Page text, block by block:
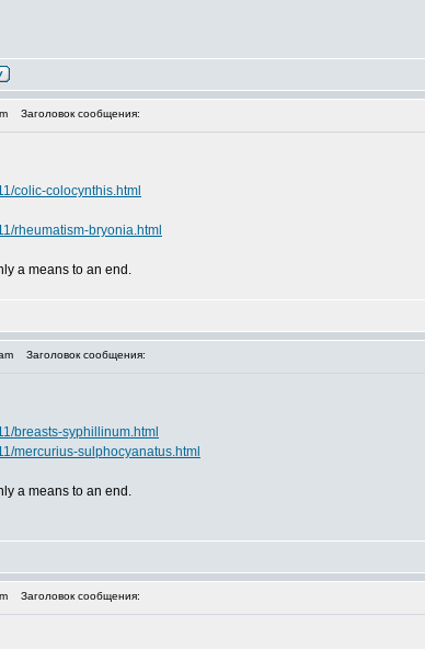
Заголовок сообщения:
colic-colocynthis.html
rheumatism-bryonia.html
a means to an end.
Заголовок сообщения:
breasts-syphillinum.html
mercurius-sulphocyanatus.html
a means to an end.
Заголовок сообщения: